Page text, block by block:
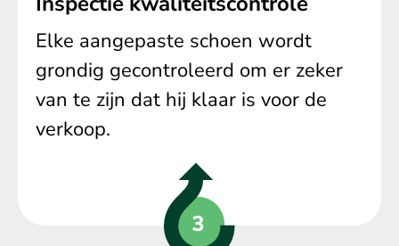
Elke aangepaste schoen wordt
grondig gecontroleerd om er zeker
van te zijn dat hij klaar is voor de
verkoop.